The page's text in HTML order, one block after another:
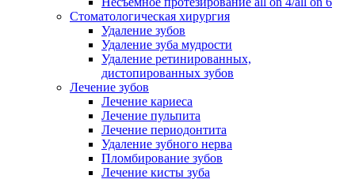
Стоматологическая хирургия
Удаление зубов
Удаление зуба мудрости
Удаление ретинированных,
дистопированных зубов
Лечение зубов
Лечение кариеса
Лечение пульпита
Лечение периодонтита
Удаление зубного нерва
Пломбирование зубов
Лечение кисты зуба